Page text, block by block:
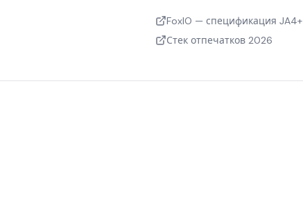
FoxIO — спецификация JA4+
Стек отпечатков 2026